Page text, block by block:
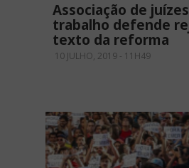
Associação de
trabalho defende
texto da reforma
10 JULHO, 2019 - 11H49